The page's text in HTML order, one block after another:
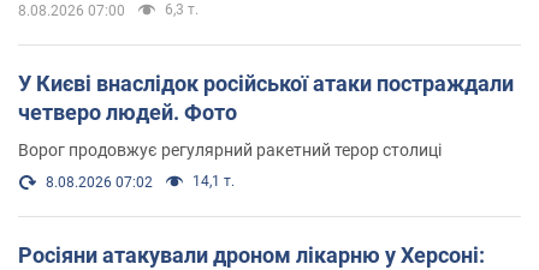
8.08.2026 07:00 6,3 т.
У Києві внаслідок російської атаки постраждали
четверо людей. Фото
Ворог продовжує регулярний ракетний терор столиці
8.08.2026 07:02 14,1 т.
Росіяни атакували дроном лікарню у Херсоні: